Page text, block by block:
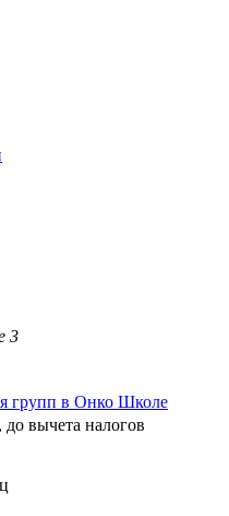
3
групп в Онко Школе
до вычета налогов